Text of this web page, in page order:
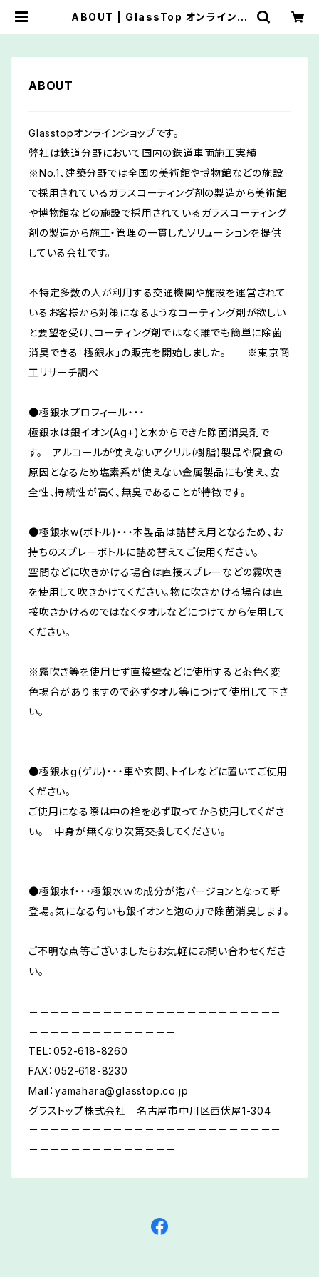
ABOUT | GlassTop オンラインシ
ABOUT
Glasstopオンラインショップです。
弊社は鉄道分野において国内の鉄道車両施工実績
※No.1、建築分野では全国の美術館や博物館などの施設
で採用されているガラスコーティング剤の製造から美術館
や博物館などの施設で採用されているガラスコーティング
剤の製造から施工・管理の一貫したソリューションを提供
している会社です。
不特定多数の人が利用する交通機関や施設を運営されて
いるお客様から対策になるようなコーティング剤が欲しい
と要望を受け、コーティング剤ではなく誰でも簡単に除菌
消臭できる「極銀水」の販売を開始しました。 ※東京商
工リサーチ調べ
●極銀水プロフィール・・・
極銀水は銀イオン(Ag+)と水からできた除菌消臭剤で
す。 アルコールが使えないアクリル(樹脂)製品や腐食の
原因となるため塩素系が使えない金属製品にも使え、安
全性、持続性が高く、無臭であることが特徴です。
●極銀水w(ボトル)・・・本製品は詰替え用となるため、お
持ちのスプレーボトルに詰め替えてご使用ください。
空間などに吹きかける場合は直接スプレーなどの霧吹き
を使用して吹きかけてください。物に吹きかける場合は直
接吹きかけるのではなくタオルなどにつけてから使用して
ください。
※霧吹き等を使用せず直接壁などに使用すると茶色く変
色場合がありますので必ずタオル等につけて使用して下さ
い。
●極銀水g(ゲル)・・・車や玄関、トイレなどに置いてご使用
ください。
ご使用になる際は中の栓を必ず取ってから使用してくださ
い。 中身が無くなり次第交換してください。
●極銀水f・・・極銀水ｗの成分が泡バージョンとなって新
登場。気になる匂いも銀イオンと泡の力で除菌消臭します。
ご不明な点等ございましたらお気軽にお問い合わせくださ
い。
＝＝＝＝＝＝＝＝＝＝＝＝＝＝＝＝＝＝＝＝＝＝＝＝
＝＝＝＝＝＝＝＝＝＝＝＝＝＝
TEL：052-618-8260
FAX：052-618-8230
Mail： yamahara@glasstop.co.jp
グラストップ株式会社 名古屋市中川区西伏屋1-304
＝＝＝＝＝＝＝＝＝＝＝＝＝＝＝＝＝＝＝＝＝＝＝＝
＝＝＝＝＝＝＝＝＝＝＝＝＝＝